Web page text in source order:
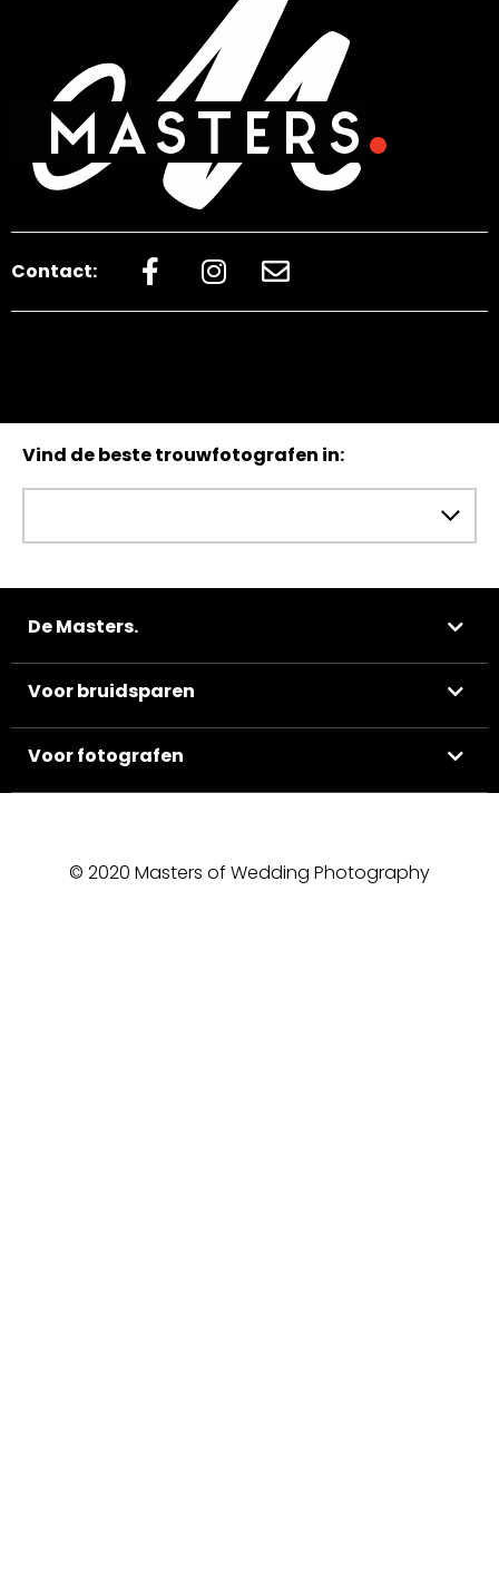
Contact:
Vind de beste trouwfotografen in:
De Masters.
Voor bruidsparen
Voor fotografen
© 2020 Masters of Wedding Photography